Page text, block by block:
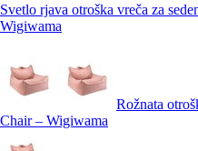
Svetlo rjava otroška vreča za
Wigiwama
Rožnata
Chair – Wigiwama